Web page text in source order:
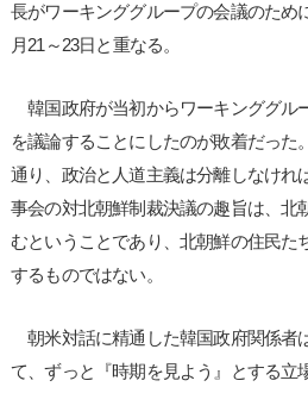
長がワーキンググループの会議のため
月21～23日と重なる。
韓国政府が当初からワーキンググル
を議論することにしたのが敗着だった
通り、政治と人道主義は分離しなけれ
事会の対北朝鮮制裁決議の趣旨は、北
むということであり、北朝鮮の住民た
するものではない。
朝米対話に精通した韓国政府関係者
て、ずっと『時期を見よう』とする立